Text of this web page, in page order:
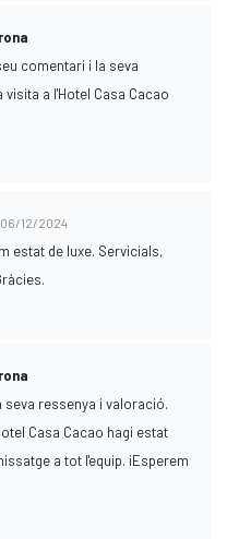
comentari i la seva
a l'Hotel Casa Cacao
06/12/2024
estat de luxe. Servicials,
seva ressenya i valoració.
Casa Cacao hagi estat
a tot l'equip. ¡Esperem